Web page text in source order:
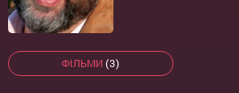
ФІЛЬМИ (3)